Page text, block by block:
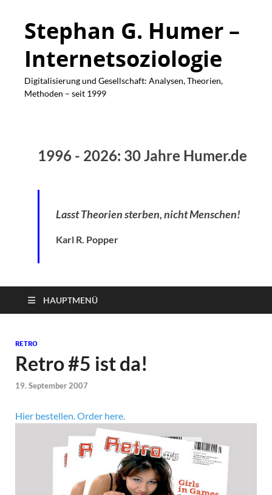
Stephan G. Humer –
Internetsoziologie
Digitalisierung und Gesellschaft: Analysen, Theorien,
Methoden – seit 1999
1996 - 2026: 30 Jahre Humer.de
Lasst Theorien sterben, nicht Menschen!
Karl R. Popper
HAUPTMENÜ
RETRO
Retro #5 ist da!
19. September 2007
Hier bestellen. Order here.